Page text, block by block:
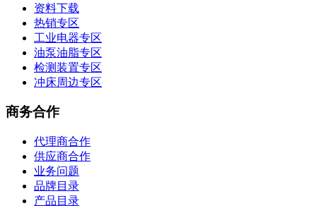
企业政策
付款政策
发货政策
售后政策
隐私政策
著作权声明
产品与服务
产品导航
品牌导航
服务支持